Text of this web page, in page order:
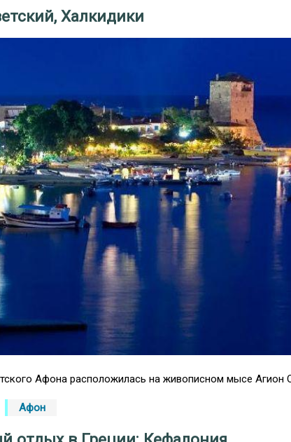
Халкидики
Афона расположилась на живописном мысе Агион
Афон